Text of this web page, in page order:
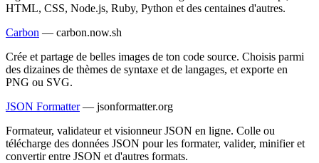
HTML, CSS, Node.js, Ruby, Python et des centaines d'autres.
Carbon — carbon.now.sh
Crée et partage de belles images de ton code source. Choisis parmi
des dizaines de thèmes de syntaxe et de langages, et exporte en
PNG ou SVG.
JSON Formatter — jsonformatter.org
Formateur, validateur et visionneur JSON en ligne. Colle ou
télécharge des données JSON pour les formater, valider, minifier et
convertir entre JSON et d'autres formats.